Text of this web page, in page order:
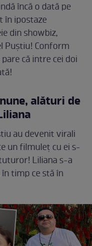
încă o dată pe
în ipostaze
din showbiz,
Puștiu! Conform
că intre cei doi
alături de
au devenit virali
un filmuleț cu ei s-
Liliana s-a
timp ce stă în